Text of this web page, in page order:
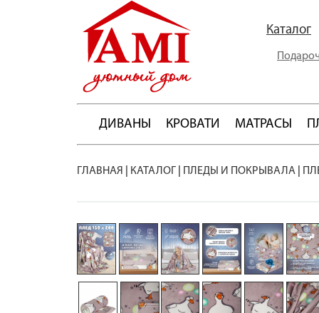
Каталог
ДИВАНЫ КРОВАТИ МАТРАСЫ
ГЛАВНАЯ КАТАЛОГ ПЛЕДЫ И ПОКРЫВАЛА